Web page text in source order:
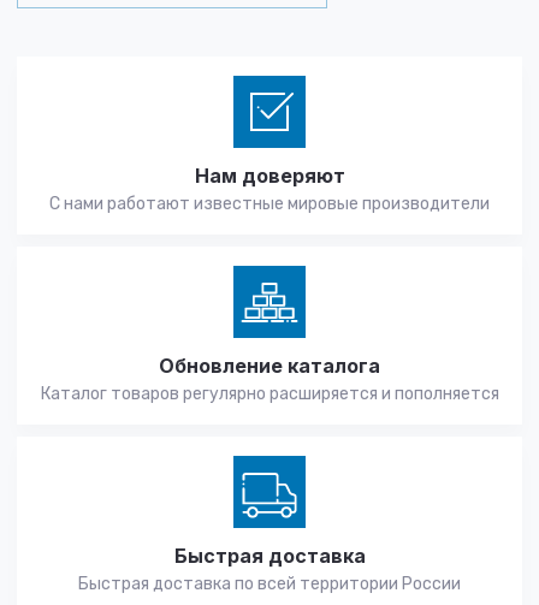
Нам доверяют
С нами работают известные мировые производители
Обновление каталога
Каталог товаров регулярно расширяется и пополняется
Быстрая доставка
Быстрая доставка по всей территории России